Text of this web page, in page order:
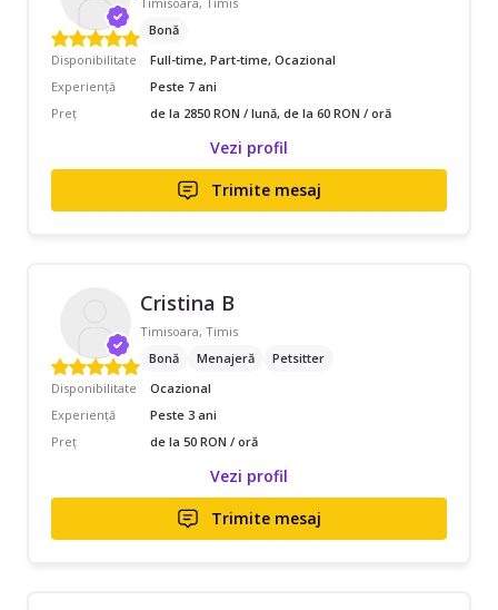
Bonă
Disponibilitate
Full-time, Part-time, Ocazional
Experiență
Peste 7 ani
Preț
de la 2850 RON / lună, de la 60 RON / oră
Vezi profil
Trimite mesaj
Cristina B
Timisoara, Timis
Bonă
Menajeră
Petsitter
Disponibilitate
Ocazional
Experiență
Peste 3 ani
Preț
de la 50 RON / oră
Vezi profil
Trimite mesaj